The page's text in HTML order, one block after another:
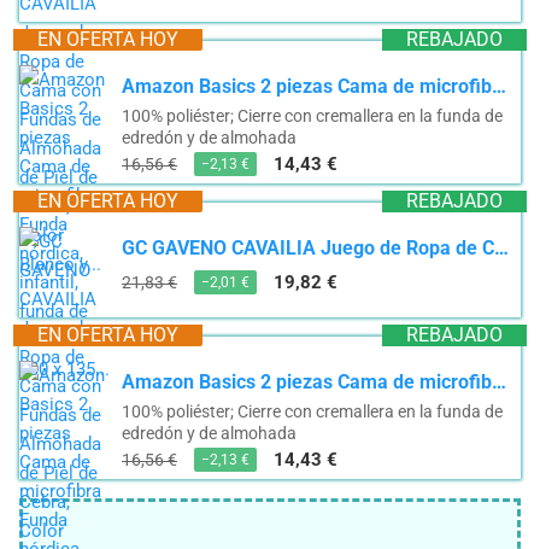
REBAJADO
EN OFERTA HOY
Amazon Basics 2 piezas Cama de microfibra Funda nórdica, infantil, funda de edredón de 100 x 135...
100% poliéster; Cierre con cremallera en la funda de
edredón y de almohada
16,56 €
−2,13 € 14,43 €
REBAJADO
EN OFERTA HOY
GC GAVENO CAVAILIA Juego de Ropa de Cama con Fundas de Almohada de Piel de Cebra, Color Blanco y...
21,83 € −2,01 € 19,82 €
REBAJADO
EN OFERTA HOY
Amazon Basics 2 piezas Cama de microfibra Funda nórdica, infantil, funda de edredón de 100 x 135...
100% poliéster; Cierre con cremallera en la funda de
edredón y de almohada
16,56 €
−2,13 € 14,43 €